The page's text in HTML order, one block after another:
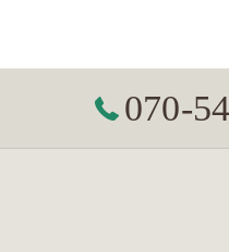
070-